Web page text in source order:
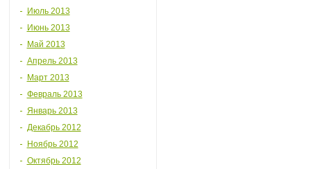
Июль 2013
Июнь 2013
Май 2013
Апрель 2013
Март 2013
Февраль 2013
Январь 2013
Декабрь 2012
Ноябрь 2012
Октябрь 2012